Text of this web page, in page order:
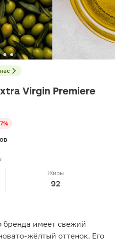
Virgin Premiere
Жиры
92
бренда имеет свежий
жёлтый оттенок. Его